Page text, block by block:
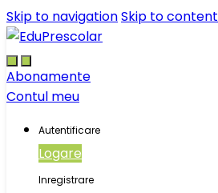
Skip to navigationSkip to content
Abonamente
Contul meu
Autentificare
Logare
Inregistrare